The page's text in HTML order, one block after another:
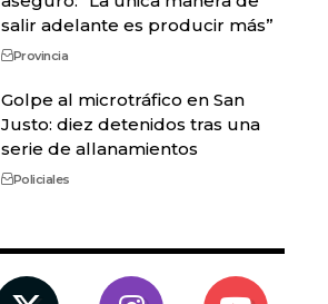
salir adelante es producir más”
Provincia
Golpe al microtráfico en San
Justo: diez detenidos tras una
serie de allanamientos
Policiales